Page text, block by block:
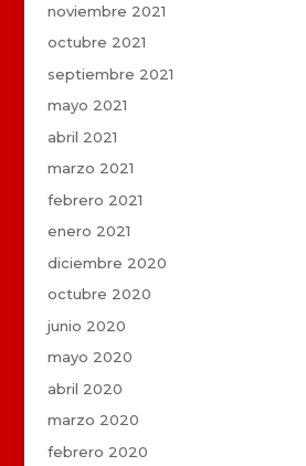
noviembre 2021
octubre 2021
septiembre 2021
mayo 2021
abril 2021
marzo 2021
febrero 2021
enero 2021
diciembre 2020
octubre 2020
junio 2020
mayo 2020
abril 2020
marzo 2020
febrero 2020